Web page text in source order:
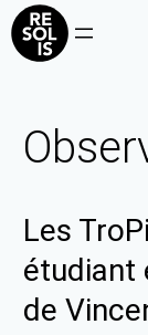
Les
étudiant
de